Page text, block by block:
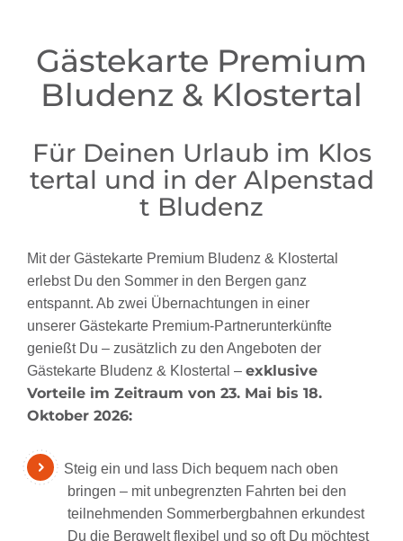
Gästekarte Premium
Bludenz & Klostertal
Für Deinen Urlaub im Klos
tertal und in der Alpenstad
t Bludenz
Mit der Gästekarte Premium Bludenz & Klostertal
erlebst Du den Sommer in den Bergen ganz
entspannt. Ab zwei Übernachtungen in einer
unserer Gästekarte Premium-Partnerunterkünfte
genießt Du – zusätzlich zu den Angeboten der
Gästekarte Bludenz & Klostertal – exklusive
Vorteile im Zeitraum von 23. Mai bis 18.
Oktober 2026:
Steig ein und lass Dich bequem nach oben
bringen – mit unbegrenzten Fahrten bei den
teilnehmenden Sommerbergbahnen erkundest
Du die Bergwelt flexibel und so oft Du möchtest